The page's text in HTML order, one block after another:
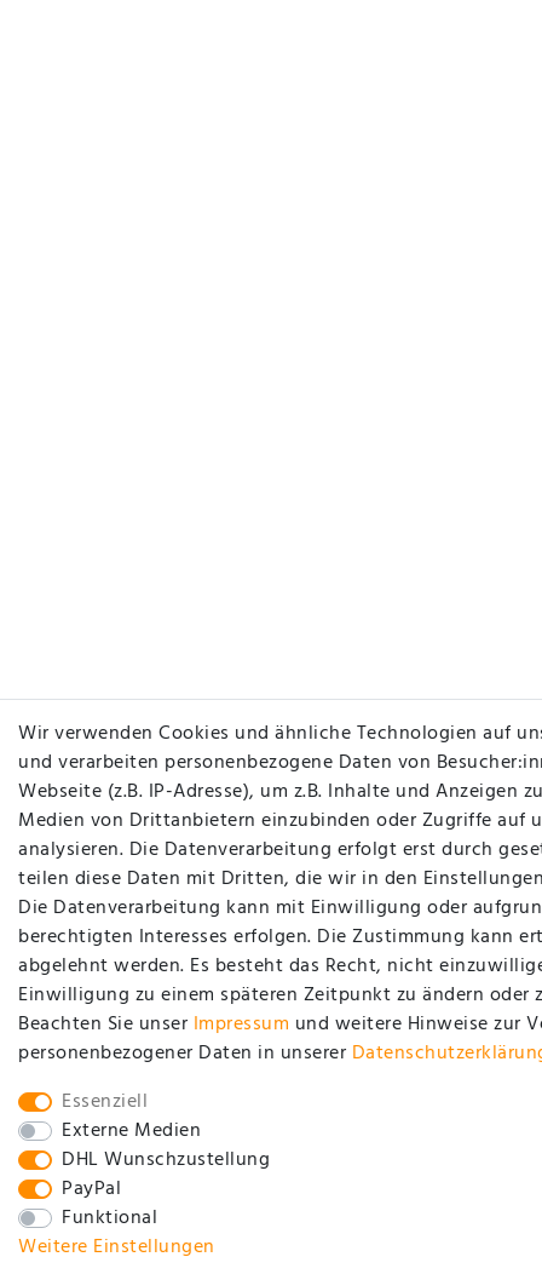
Wir verwenden Cookies und ähnliche Technologien auf
und verarbeiten personenbezogene Daten von
Webseite (z.B. IP-Adresse), um z.B. Inhalte und Anzeigen
Medien von Drittanbietern einzubinden oder Zugriffe auf
analysieren. Die Datenverarbeitung erfolgt erst durch
teilen diese Daten mit Dritten, die wir in den
Die Datenverarbeitung kann mit Einwilligung oder
berechtigten Interesses erfolgen. Die Zustimmung kann
abgelehnt werden. Es besteht das Recht, nicht
Einwilligung zu einem späteren Zeitpunkt zu ändern oder
Beachten Sie unser Impressum und weitere Hinweise zur
personenbezogener Daten in unserer
Essenziell
Externe Medien
DHL Wunschzustellung
PayPal
Funktional
Weitere Einstellungen